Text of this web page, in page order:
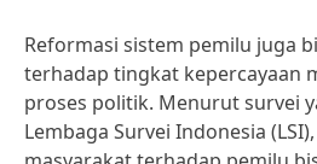
Reformasi sistem pemilu juga
terhadap tingkat kepercayaan
proses politik. Menurut survei
Lembaga Survei Indonesia